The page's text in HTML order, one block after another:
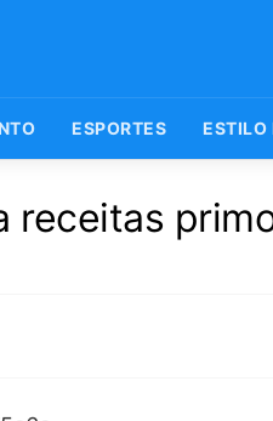
ESPORTES ESTILO
receitas